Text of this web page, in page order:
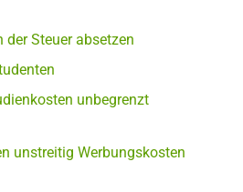
der Steuer absetzen
unbegrenzt
unstreitig Werbungskosten